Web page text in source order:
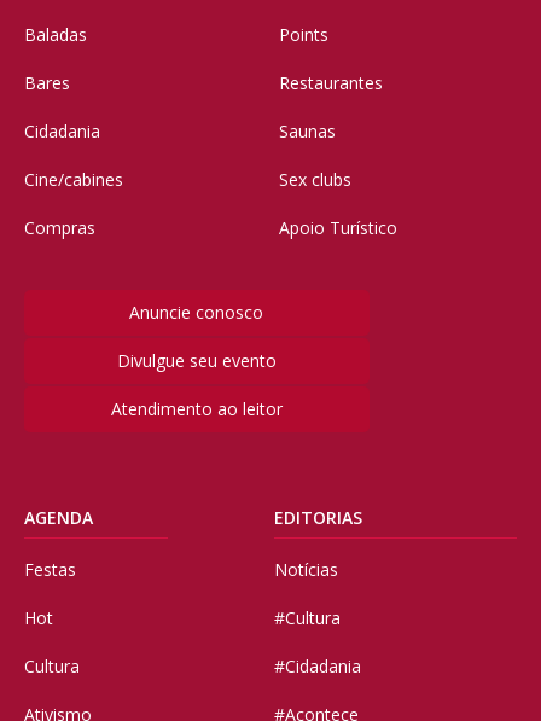
Baladas
Bares
Cidadania
Cine/cabines
Compras
Points
Restaurantes
Saunas
Sex clubs
Apoio Turístico
Anuncie conosco
Divulgue seu evento
Atendimento ao leitor
AGENDA
Festas
Hot
Cultura
Ativismo
EDITORIAS
Notícias
#Cultura
#Cidadania
#Acontece